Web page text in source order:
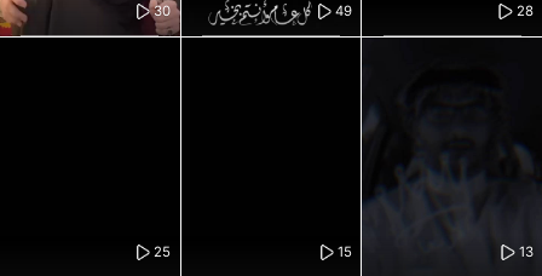
30 49 28
25 15 13